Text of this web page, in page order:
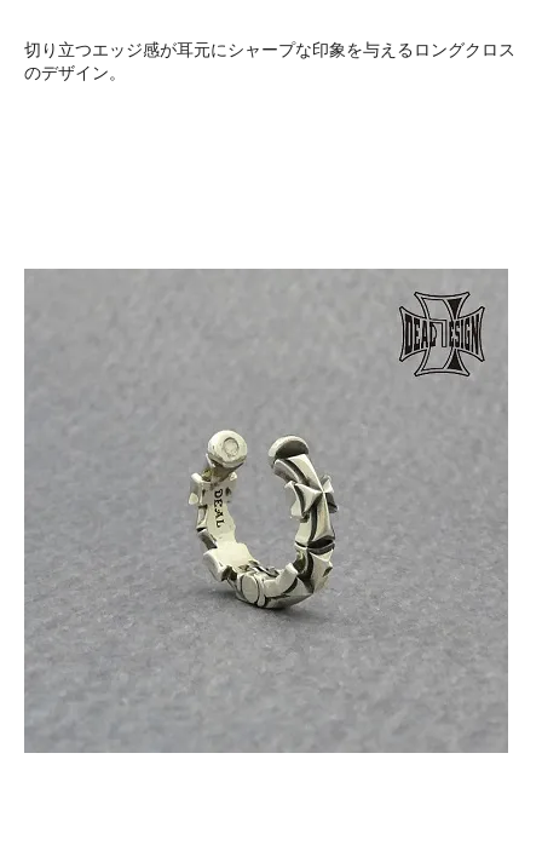
切り立つエッジ感が耳元にシャープな印象を与えるロングクロス
のデザイン。